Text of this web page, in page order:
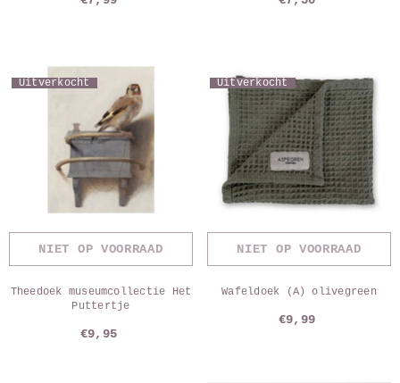
Uitverkocht
NIET OP VOORRAAD
Theedoek museumcollectie Het
Puttertje
€9,95
Uitverkocht
NIET OP VOORRAAD
Wafeldoek (A) olivegreen
€9,99